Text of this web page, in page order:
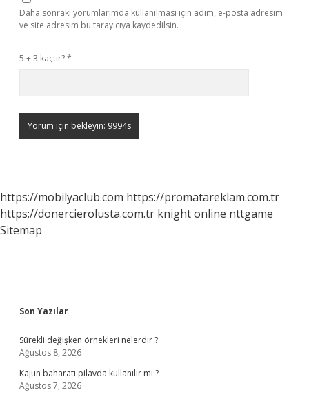
Daha sonraki yorumlarımda kullanılması için adım, e-posta adresim
ve site adresim bu tarayıcıya kaydedilsin.
5 + 3 kaçtır?*
https://mobilyaclub.com https://promatareklam.com.tr
https://donercierolusta.com.tr knight online nttgame
Sitemap
Sidebar
Son Yazılar
Sürekli değişken örnekleri nelerdir ?
Ağustos 8, 2026
Kajun baharatı pilavda kullanılır mı ?
Ağustos 7, 2026